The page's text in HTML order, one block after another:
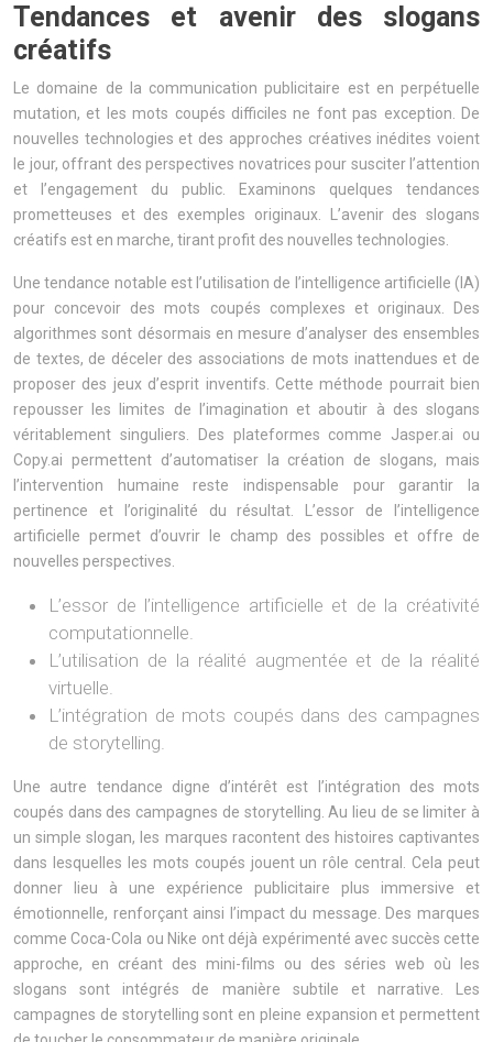
Tendances et avenir des slogans
créatifs
Le domaine de la communication publicitaire est en perpétuelle
mutation, et les mots coupés difficiles ne font pas exception. De
nouvelles technologies et des approches créatives inédites voient
le jour, offrant des perspectives novatrices pour susciter l’attention
et l’engagement du public. Examinons quelques tendances
prometteuses et des exemples originaux. L’avenir des slogans
créatifs est en marche, tirant profit des nouvelles technologies.
Une tendance notable est l’utilisation de l’intelligence artificielle (IA)
pour concevoir des mots coupés complexes et originaux. Des
algorithmes sont désormais en mesure d’analyser des ensembles
de textes, de déceler des associations de mots inattendues et de
proposer des jeux d’esprit inventifs. Cette méthode pourrait bien
repousser les limites de l’imagination et aboutir à des slogans
véritablement singuliers. Des plateformes comme Jasper.ai ou
Copy.ai permettent d’automatiser la création de slogans, mais
l’intervention humaine reste indispensable pour garantir la
pertinence et l’originalité du résultat. L’essor de l’intelligence
artificielle permet d’ouvrir le champ des possibles et offre de
nouvelles perspectives.
L’essor de l’intelligence artificielle et de la créativité
computationnelle.
L’utilisation de la réalité augmentée et de la réalité
virtuelle.
L’intégration de mots coupés dans des campagnes
de storytelling.
Une autre tendance digne d’intérêt est l’intégration des mots
coupés dans des campagnes de storytelling. Au lieu de se limiter à
un simple slogan, les marques racontent des histoires captivantes
dans lesquelles les mots coupés jouent un rôle central. Cela peut
donner lieu à une expérience publicitaire plus immersive et
émotionnelle, renforçant ainsi l’impact du message. Des marques
comme Coca-Cola ou Nike ont déjà expérimenté avec succès cette
approche, en créant des mini-films ou des séries web où les
slogans sont intégrés de manière subtile et narrative. Les
campagnes de storytelling sont en pleine expansion et permettent